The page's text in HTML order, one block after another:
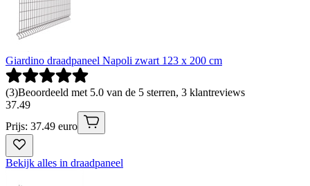
Giardino draadpaneel Napoli zwart 123 x 200 cm
(3)Beoordeeld met 5.0 van de 5 sterren, 3 klantreviews
37.49
Prijs: 37.49 euro
Bekijk alles in draadpaneel